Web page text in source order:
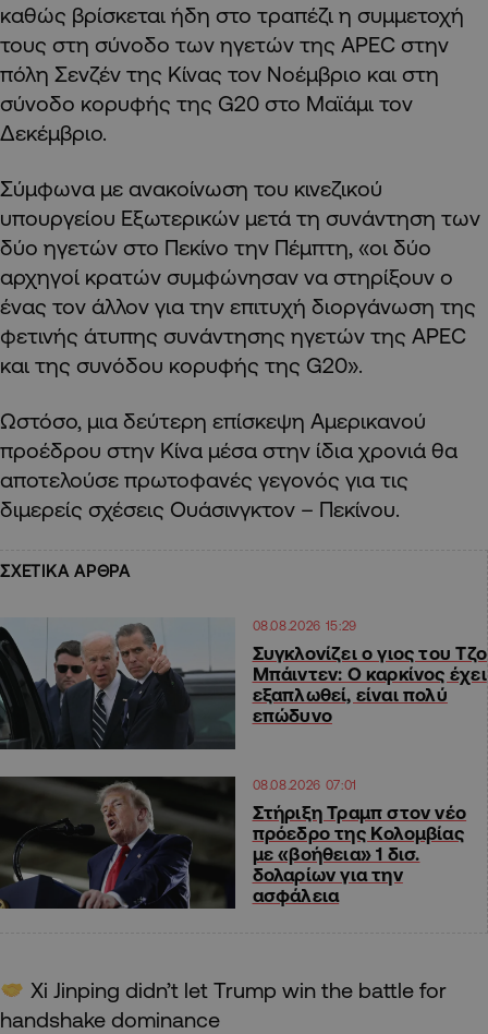
καθώς βρίσκεται ήδη στο τραπέζι η συμμετοχή
τους στη σύνοδο των ηγετών της APEC στην
πόλη Σενζέν της Κίνας τον Νοέμβριο και στη
σύνοδο κορυφής της G20 στο Μαϊάμι τον
Δεκέμβριο.
Σύμφωνα με ανακοίνωση του κινεζικού
υπουργείου Εξωτερικών μετά τη συνάντηση των
δύο ηγετών στο Πεκίνο την Πέμπτη, «οι δύο
αρχηγοί κρατών συμφώνησαν να στηρίξουν ο
ένας τον άλλον για την επιτυχή διοργάνωση της
φετινής άτυπης συνάντησης ηγετών της APEC
και της συνόδου κορυφής της G20».
Ωστόσο, μια δεύτερη επίσκεψη Αμερικανού
προέδρου στην Κίνα μέσα στην ίδια χρονιά θα
αποτελούσε πρωτοφανές γεγονός για τις
διμερείς σχέσεις Ουάσινγκτον – Πεκίνου.
ΣΧΕΤΙΚΑ ΑΡΘΡΑ
08.08.2026 15:29
Συγκλονίζει ο γιος του Τζο
Μπάιντεν: Ο καρκίνος έχει
εξαπλωθεί, είναι πολύ
επώδυνο
08.08.2026 07:01
Στήριξη Τραμπ στον νέο
πρόεδρο της Κολομβίας
με «βοήθεια» 1 δισ.
δολαρίων για την
ασφάλεια
Xi Jinping didn’t let Trump win the battle for
handshake dominance